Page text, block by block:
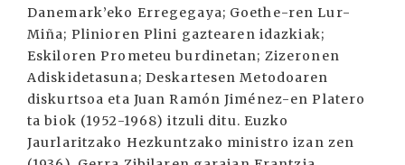
Danemark’eko Erregegaya; Goethe-ren Lur-
Miña; Plinioren Plini gaztearen idazkiak;
Eskiloren Prometeu burdinetan; Zizeronen
Adiskidetasuna; Deskartesen Metodoaren
diskurtsoa eta Juan Ramón Jiménez-en Platero
ta biok (1952-1968) itzuli ditu. Euzko
Jaurlaritzako Hezkuntzako ministro izan zen